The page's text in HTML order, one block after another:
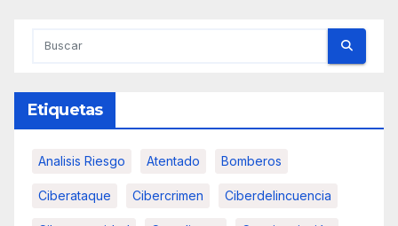
Etiquetas
Analisis Riesgo Atentado Bomberos
Ciberataque Cibercrimen Ciberdelincuencia